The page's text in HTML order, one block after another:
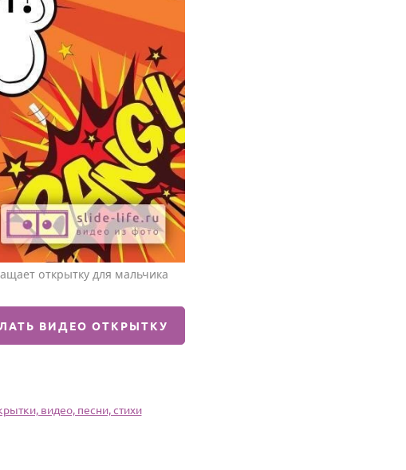
открытку для мальчика
ВИДЕО ОТКРЫТКУ
видео, песни, стихи